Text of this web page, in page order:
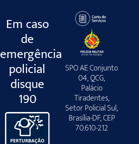
Em caso
de
emergência
policial
disque
190
SPO AE Conjunto
04, QCG,
Palácio
Tiradentes,
Setor Policial Sul,
Brasília-DF, CEP
70.610-212